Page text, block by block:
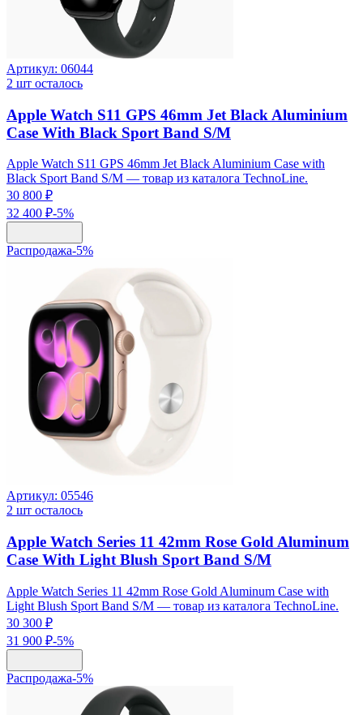
Артикул: 06044
2 шт осталось
Apple Watch S11 GPS 46mm Jet Black Aluminium
Case With Black Sport Band S/M
Apple Watch S11 GPS 46mm Jet Black Aluminium Case with
Black Sport Band S/M — товар из каталога TechnoLine.
30 800 ₽
32 400 ₽-5%
Распродажа-5%
Артикул: 05546
2 шт осталось
Apple Watch Series 11 42mm Rose Gold Aluminum
Case With Light Blush Sport Band S/M
Apple Watch Series 11 42mm Rose Gold Aluminum Case with
Light Blush Sport Band S/M — товар из каталога TechnoLine.
30 300 ₽
31 900 ₽-5%
Распродажа-5%